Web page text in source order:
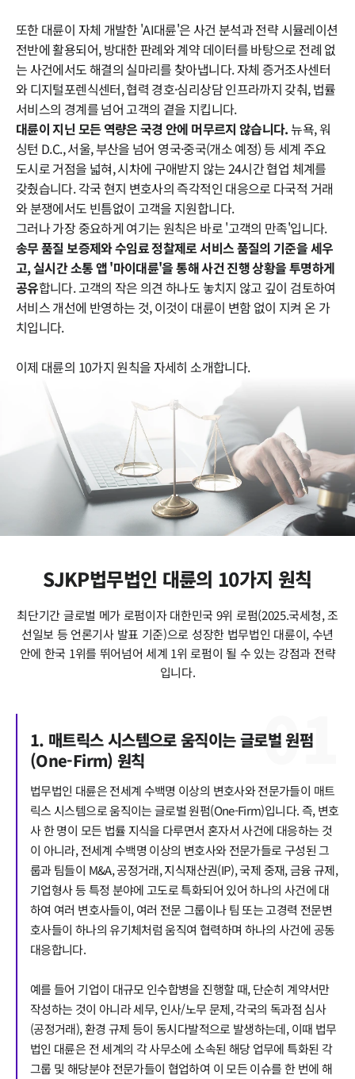
또한 대륜이 자체 개발한 'AI대륜'은 사건 분석과 전략 시뮬레이션
전반에 활용되어, 방대한 판례와 계약 데이터를 바탕으로 전례 없
는 사건에서도 해결의 실마리를 찾아냅니다. 자체 증거조사센터
와 디지털포렌식센터, 협력 경호·심리상담 인프라까지 갖춰, 법률
서비스의 경계를 넘어 고객의 곁을 지킵니다.
대륜이 지닌 모든 역량은 국경 안에 머무르지 않습니다.뉴욕, 워
싱턴 D.C., 서울, 부산을 넘어 영국·중국(개소 예정) 등 세계 주요
도시로 거점을 넓혀, 시차에 구애받지 않는 24시간 협업 체계를
갖췄습니다. 각국 현지 변호사의 즉각적인 대응으로 다국적 거래
와 분쟁에서도 빈틈없이 고객을 지원합니다.
그러나 가장 중요하게 여기는 원칙은 바로 '고객의 만족'입니다.
송무 품질 보증제와 수임료 정찰제로 서비스 품질의 기준을 세우
고, 실시간 소통 앱 '마이대륜'을 통해 사건 진행 상황을 투명하게
공유합니다. 고객의 작은 의견 하나도 놓치지 않고 깊이 검토하여
서비스 개선에 반영하는 것, 이것이 대륜이 변함 없이 지켜 온 가
치입니다.
이제 대륜의 10가지 원칙을 자세히 소개합니다.
SJKP법무법인 대륜의 10가지 원칙
최단기간 글로벌 메가 로펌이자 대한민국 9위 로펌(2025.국세청, 조
선일보 등 언론기사 발표 기준)으로 성장한 법무법인 대륜이, 수년
안에 한국 1위를 뛰어넘어 세계 1위 로펌이 될 수 있는 강점과 전략
입니다.
01
1. 매트릭스 시스템으로 움직이는 글로벌 원펌
(One-Firm) 원칙
법무법인 대륜은 전세계 수백명 이상의 변호사와 전문가들이 매트
릭스 시스템으로 움직이는 글로벌 원펌(One-Firm)입니다. 즉, 변호
사 한 명이 모든 법률 지식을 다루면서 혼자서 사건에 대응하는 것
이 아니라, 전세계 수백명 이상의 변호사와 전문가들로 구성된 그
룹과 팀들이 M&A, 공정거래, 지식재산권(IP), 국제 중재, 금융 규제,
기업형사 등 특정 분야에 고도로 특화되어 있어 하나의 사건에 대
하여 여러 변호사들이, 여러 전문 그룹이나 팀 또는 고경력 전문변
호사들이 하나의 유기체처럼 움직여 협력하며 하나의 사건에 공동
대응합니다.
예를 들어 기업이 대규모 인수합병을 진행할 때, 단순히 계약서만
작성하는 것이 아니라 세무, 인사/노무 문제, 각국의 독과점 심사
(공정거래), 환경 규제 등이 동시다발적으로 발생하는데, 이때 법무
법인 대륜은 전 세계의 각 사무소에 소속된 해당 업무에 특화된 각
그룹 및 해당분야 전문가들이 협업하여 이 모든 이슈를 한 번에 해